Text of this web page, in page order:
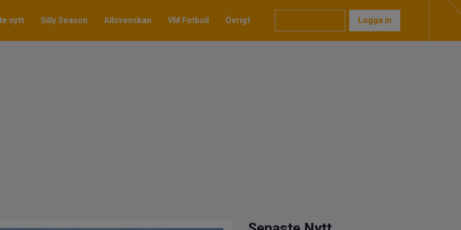
nytt Silly Season Allsvenskan VM Fotboll Övrigt Logga in